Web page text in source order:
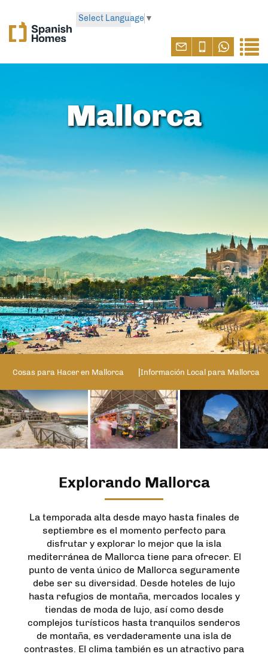
Select Language ▼
Mallorca
Cosas para Hacer en Mallorca Información Local para Mallorca
Explorando Mallorca
La temporada alta desde mayo hasta finales de
septiembre es el momento perfecto para
disfrutar y explorar lo mejor que la isla
mediterránea de Mallorca tiene para ofrecer. El
punto de venta único de Mallorca seguramente
debe ser su diversidad. Desde hoteles de lujo
hasta refugios de montaña, mercados locales y
tiendas de moda de lujo, así como desde
complejos turísticos hasta tranquilos senderos
de montaña, es verdaderamente una isla de
contrastes. El clima también es un atractivo para